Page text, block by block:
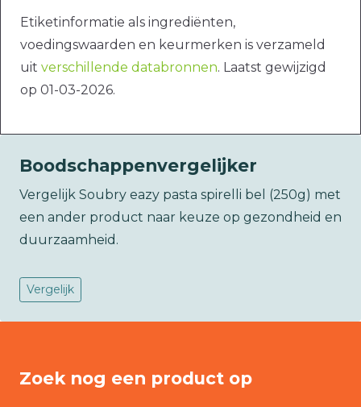
Etiketinformatie als ingrediënten,
voedingswaarden en keurmerken is verzameld
uit verschillende databronnen. Laatst gewijzigd
op 01-03-2026.
Boodschappenvergelijker
Vergelijk Soubry eazy pasta spirelli bel (250g) met
een ander product naar keuze op gezondheid en
duurzaamheid.
Vergelijk
Zoek nog een product op